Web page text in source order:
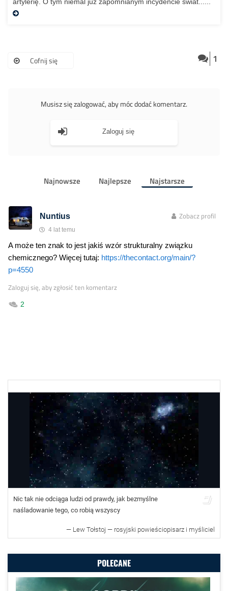
Cofnij się 1
Musisz się zalogować, aby móc dodać komentarz.
Zaloguj się
Najnowsze Najlepsze Najstarsze
Nuntius Zobacz profil
4 lat temu
A może ten znak to jest jakiś wzór strukturalny związku
chemicznego? Więcej tutaj: https://thecontact.org/main/?
p=4550
Zaloguj się, aby zgłosić ten komentarz
2
Nic tak nie odciąga ludzi od prawdy, jak bezmyślne
naśladowanie tego, co robią wszyscy
— Lew Tołstoj — rosyjski powieściopisarz i myśliciel
POLECANE